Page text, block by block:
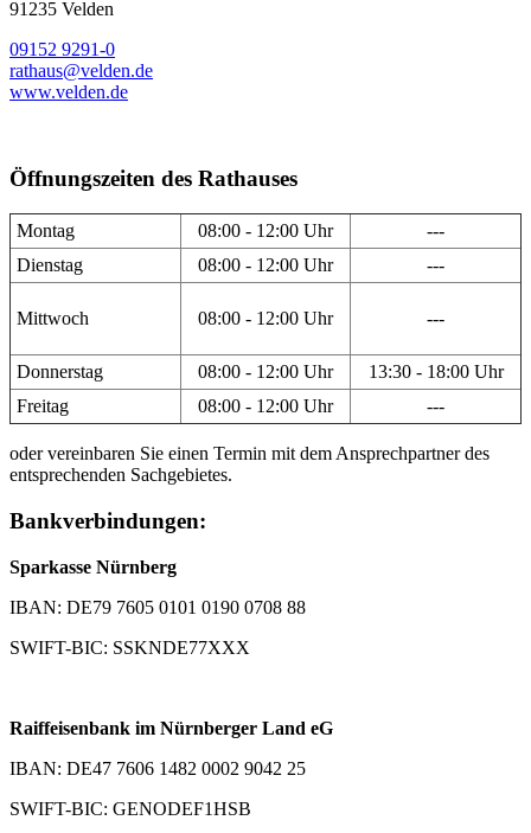
91235 Velden
09152 9291-0
rathaus@velden.de
www.velden.de
Öffnungszeiten des Rathauses
Montag 08:00 - 12:00 Uhr
---
Dienstag
08:00 - 12:00 Uhr ---
Mittwoch 08:00 - 12:00 Uhr ---
Donnerstag 08:00 - 12:00 Uhr
13:30 - 18:00 Uhr
Freitag
08:00 - 12:00 Uhr ---
oder vereinbaren Sie einen Termin mit dem Ansprechpartner des
entsprechenden Sachgebietes.
Bankverbindungen:
Sparkasse Nürnberg
IBAN: DE79 7605 0101 0190 0708 88
SWIFT-BIC: SSKNDE77XXX
Raiffeisenbank im Nürnberger Land eG
IBAN: DE47 7606 1482 0002 9042 25
SWIFT-BIC: GENODEF1HSB